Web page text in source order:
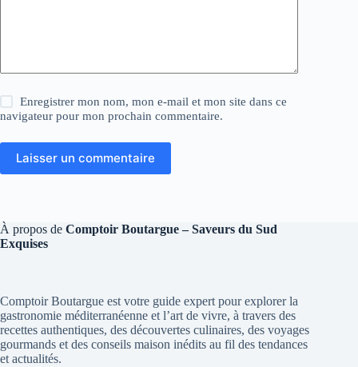
Enregistrer mon nom, mon e-mail et mon site dans ce
navigateur pour mon prochain commentaire.
Laisser un commentaire
À propos de Comptoir Boutargue – Saveurs du Sud
Exquises
Comptoir Boutargue est votre guide expert pour explorer la
gastronomie méditerranéenne et l’art de vivre, à travers des
recettes authentiques, des découvertes culinaires, des voyages
gourmands et des conseils maison inédits au fil des tendances
et actualités.